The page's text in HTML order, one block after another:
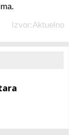
Izvor:Aktuelno